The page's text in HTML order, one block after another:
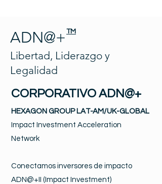
ADN@+ TM
Libertad, Liderazgo y
Legalidad
CORPORATIVO ADN@+
HEXAGON GROUP LAT-AM/UK-GLOBAL
Impact Investment Acceleration
Network
Conectamos inversores de impacto
ADN@+II (Impact Investment)